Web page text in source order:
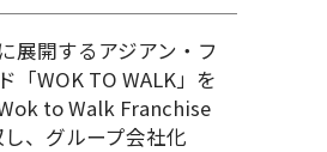
展開するアジアン・フ
「WOK TO WALK」を
to Walk Franchise
し、グループ会社化